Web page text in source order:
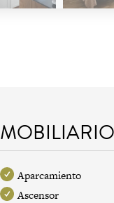
Aparcamiento
Ascensor